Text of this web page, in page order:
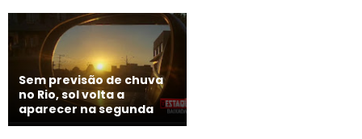
Sem previsão de chuva
no Rio, sol volta a
aparecer na segunda